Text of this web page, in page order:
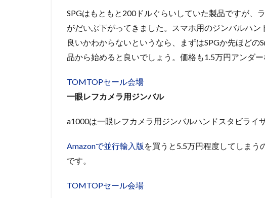
SPGはもともと200ドルぐらいしていた製品ですが、
がだいぶ下がってきました。スマホ用のジンバルハ
良いかわからないというなら、まずはSPGか先ほど
品から始めると良いでしょう。価格も1.5万円アンダー
TOMTOPセール会場
一眼レフカメラ用ジンバル
a1000は一眼レフカメラ用ジンバルハンドスタビライ
Amazonで並行輸入版 を買うと5.5万円程度してしま
です。
TOMTOPセール会場